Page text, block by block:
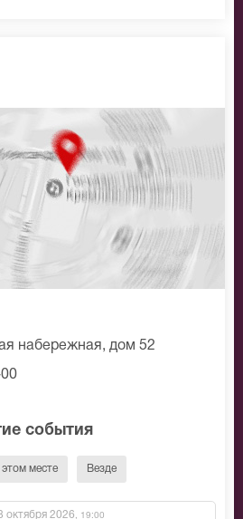
набережная, дом 52
события
этом месте Везде
октября 2026 , 19:00